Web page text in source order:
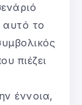
αυτό το
πιέζει
έννοια,